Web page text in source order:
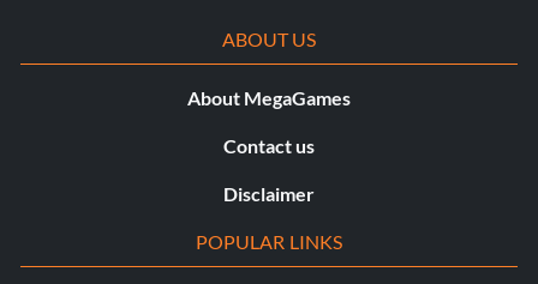
ABOUT US
About MegaGames
Contact us
Disclaimer
POPULAR LINKS